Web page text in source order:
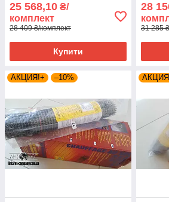
25 568,10 ₴/
комплект
28 409 ₴/комплект
Купити
28
31 285
АКЦИЯ!+ –10%